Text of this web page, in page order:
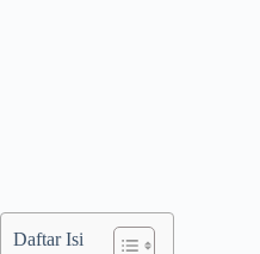
Daftar Isi